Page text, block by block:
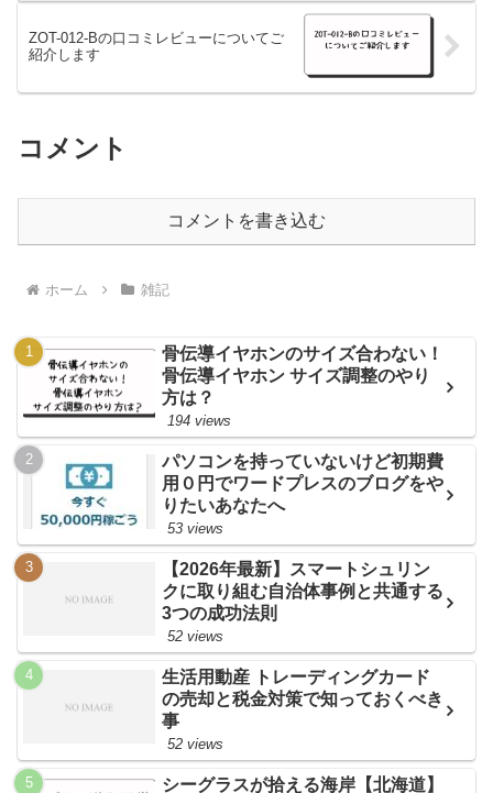
ZOT-012-Bの口コミレビューについてご
紹介します
コメント
コメントを書き込む
ホーム 雑記
骨伝導イヤホンのサイズ合わない！
骨伝導イヤホン サイズ調整のやり
方は？
194 views
パソコンを持っていないけど初期費
用０円でワードプレスのブログをや
りたいあなたへ
53 views
【2026年最新】スマートシュリン
クに取り組む自治体事例と共通する
3つの成功法則
52 views
生活用動産 トレーディングカード
の売却と税金対策で知っておくべき
事
52 views
シーグラスが拾える海岸【北海道】